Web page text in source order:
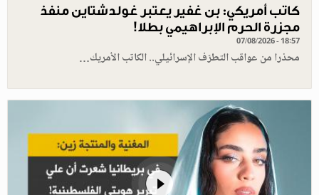
كاتب أمريكي: بن غفير يعتبر غولدشتاين منفذ
مجزرة الحرم الإبراهيمي بطلا!
07/08/2026 - 18:57
محذرا من عواقب التطرّف الإسرائيلي.. الكاتب الأمريك…